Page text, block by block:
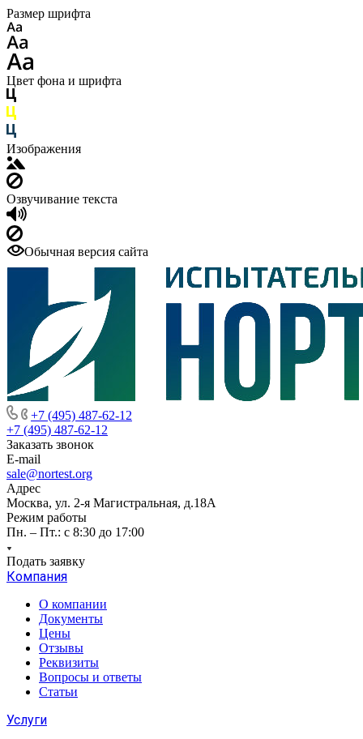
Размер шрифта
Цвет фона и шрифта
Изображения
Озвучивание текста
Обычная версия сайта
+7 (495) 487-62-12
+7 (495) 487-62-12
Заказать звонок
E-mail
sale@nortest.org
Адрес
Москва, ул. 2-я Магистральная, д.18А
Режим работы
Пн. – Пт.: с 8:30 до 17:00
Подать заявку
Компания
О компании
Документы
Цены
Отзывы
Реквизиты
Вопросы и ответы
Статьи
Услуги